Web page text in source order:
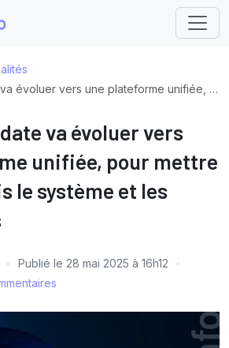
plateforme unifiée, pour mettre à jour à la fois le système et les applications
va évoluer vers
unifiée, pour mettre
le système et les
Publié le 28 mai 2025 à 16h12